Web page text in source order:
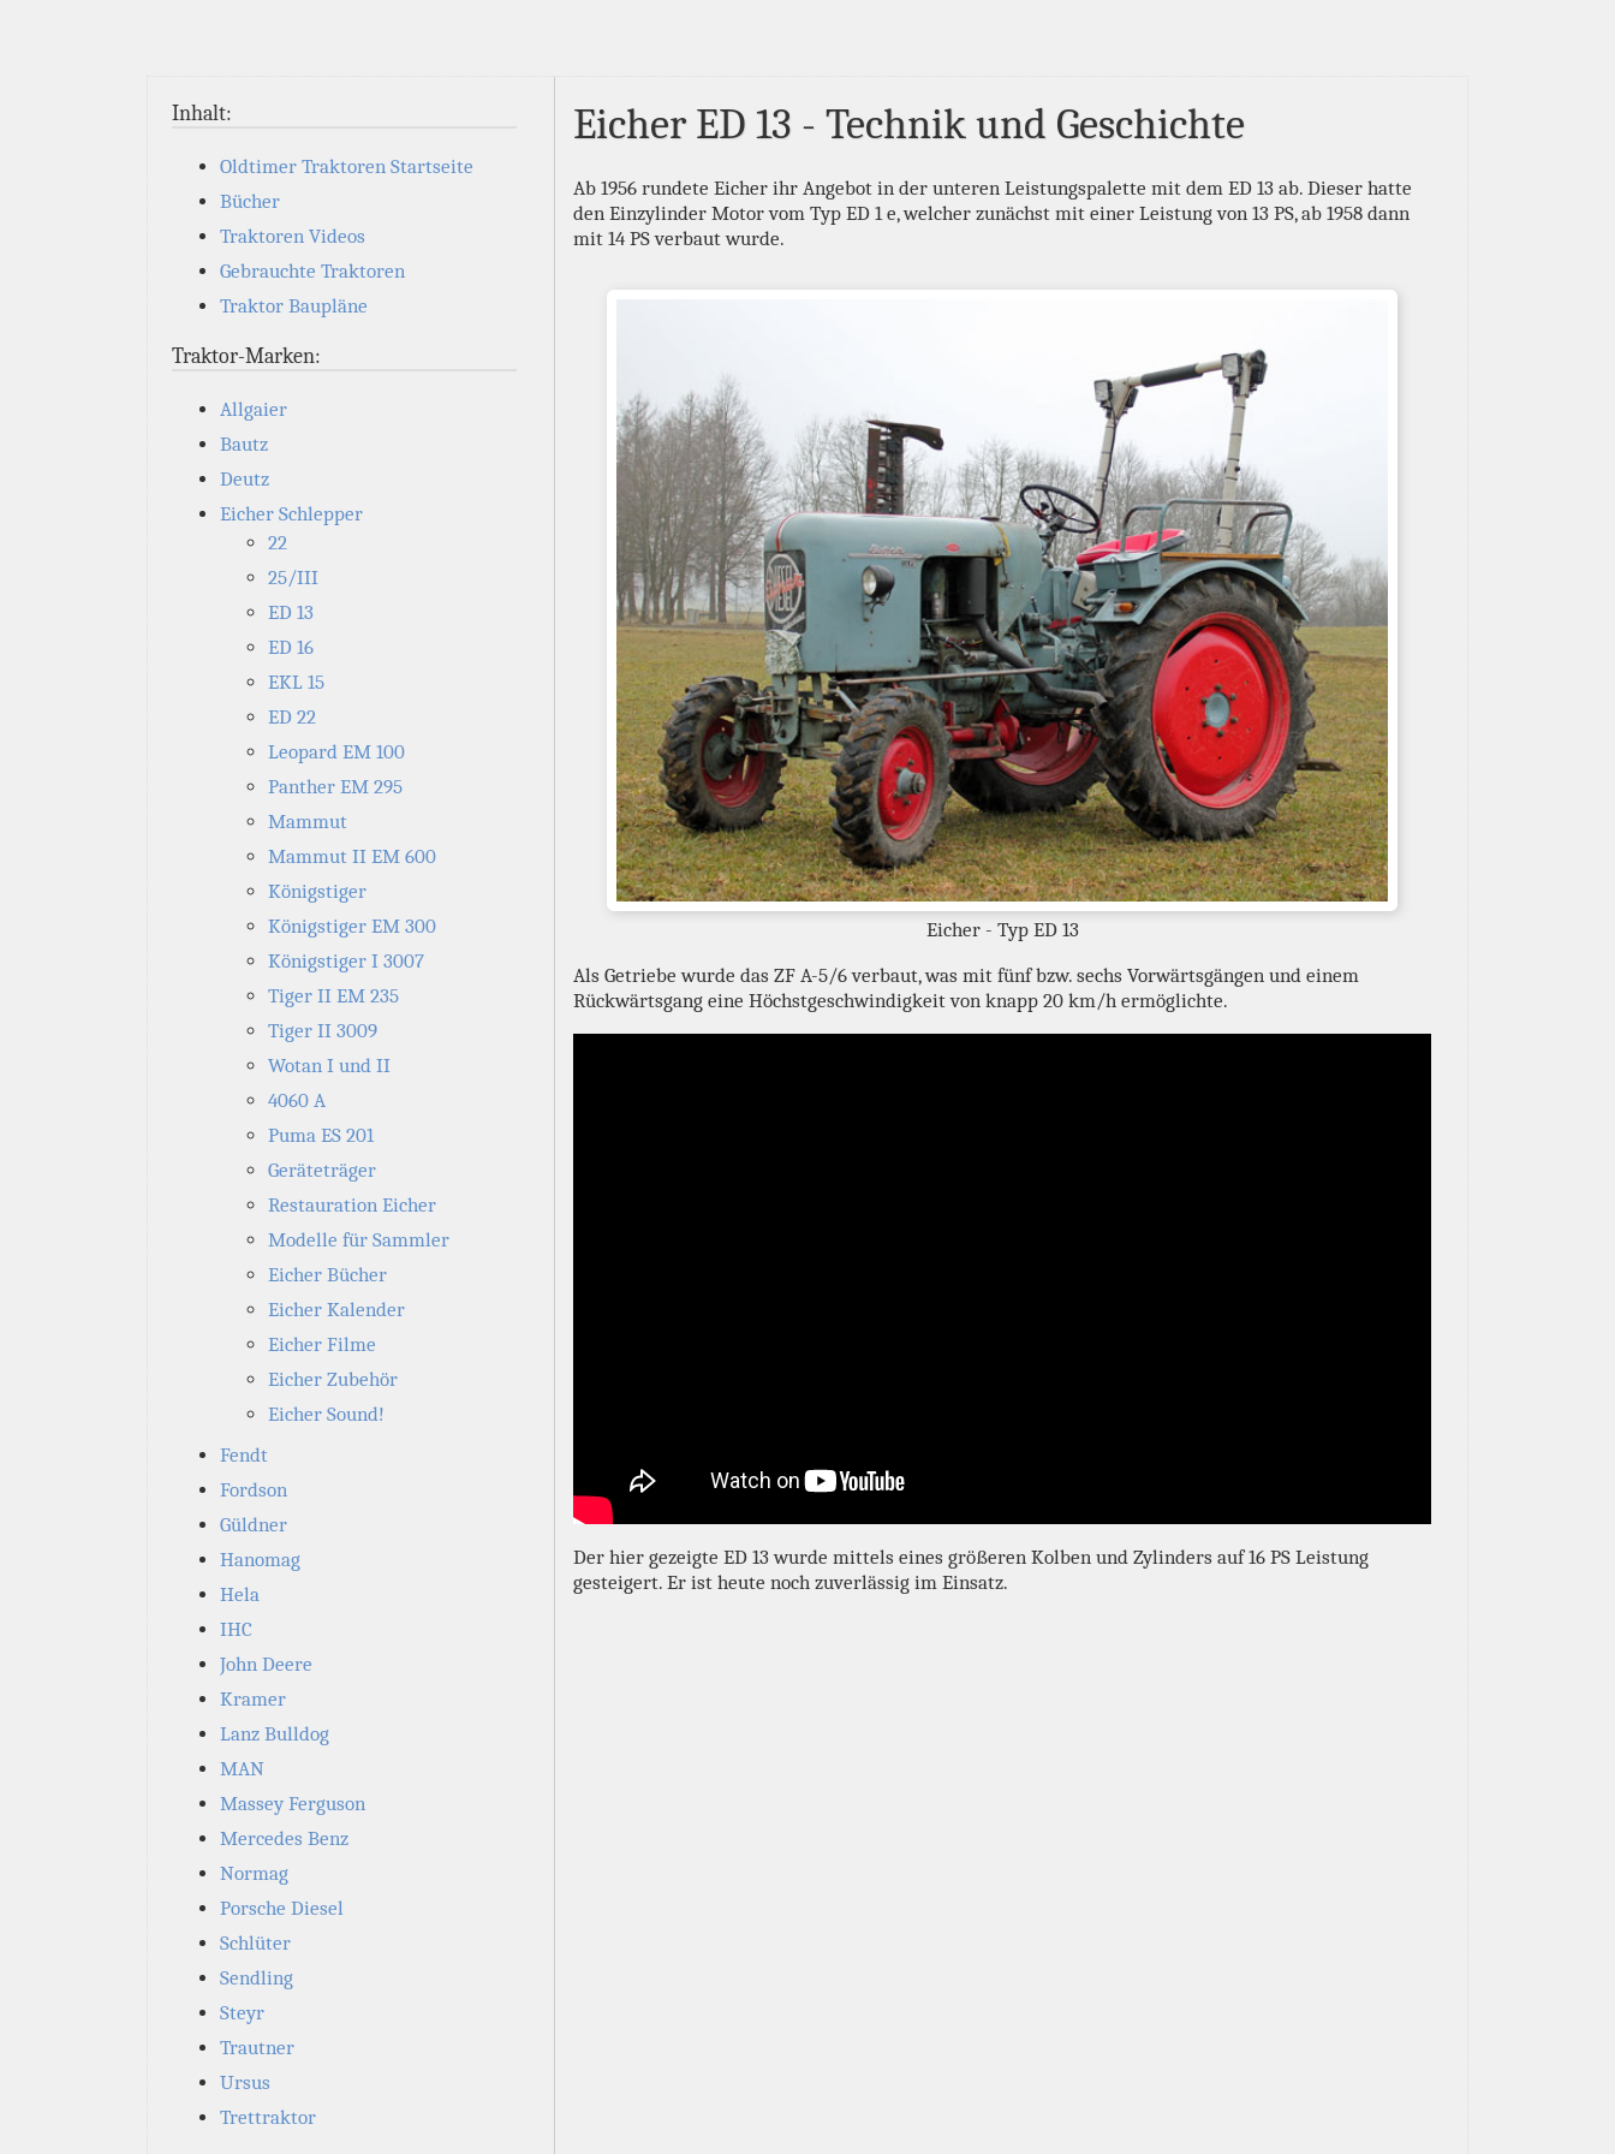
Inhalt:
Oldtimer Traktoren Startseite
Bücher
Traktoren Videos
Gebrauchte Traktoren
Traktor Baupläne
Traktor-Marken:
Allgaier
Bautz
Deutz
Eicher Schlepper
22
25/III
ED 13
ED 16
EKL 15
ED 22
Leopard EM 100
Panther EM 295
Mammut
Mammut II EM 600
Königstiger
Königstiger EM 300
Königstiger I 3007
Tiger II EM 235
Tiger II 3009
Wotan I und II
4060 A
Puma ES 201
Geräteträger
Restauration Eicher
Modelle für Sammler
Eicher Bücher
Eicher Kalender
Eicher Filme
Eicher Zubehör
Eicher Sound!
Fendt
Fordson
Güldner
Hanomag
Hela
IHC
John Deere
Kramer
Lanz Bulldog
MAN
Massey Ferguson
Mercedes Benz
Normag
Porsche Diesel
Schlüter
Sendling
Steyr
Trautner
Ursus
Trettraktor
Eicher ED 13 - Technik und Geschichte
Ab 1956 rundete Eicher ihr Angebot in der unteren Leistungspalette mit dem ED 13 ab. Dieser hatte
den Einzylinder Motor vom Typ ED 1 e, welcher zunächst mit einer Leistung von 13 PS, ab 1958 dann
mit 14 PS verbaut wurde.
Eicher - Typ ED 13
Als Getriebe wurde das ZF A-5/6 verbaut, was mit fünf bzw. sechs Vorwärtsgängen und einem
Rückwärtsgang eine Höchstgeschwindigkeit von knapp 20 km/h ermöglichte.
Der hier gezeigte ED 13 wurde mittels eines größeren Kolben und Zylinders auf 16 PS Leistung
gesteigert. Er ist heute noch zuverlässig im Einsatz.